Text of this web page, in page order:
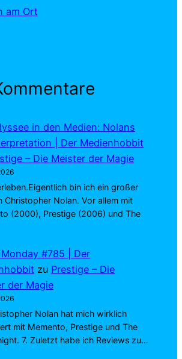
am Ort
in den Medien: Nolans
| Der Medienhobbit
– Die Meister der Magie
bin ich ein großer
Christopher Nolan. Vor allem mit
(2000), Prestige (2006) und The
#785 | Der
zu Prestige – Die
der Magie
Nolan hat mich wirklich
mit Memento, Prestige und The
7. Zuletzt habe ich Reviews zu…